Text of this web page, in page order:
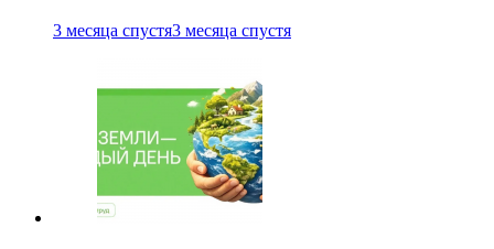
3 месяца спустя3 месяца спустя